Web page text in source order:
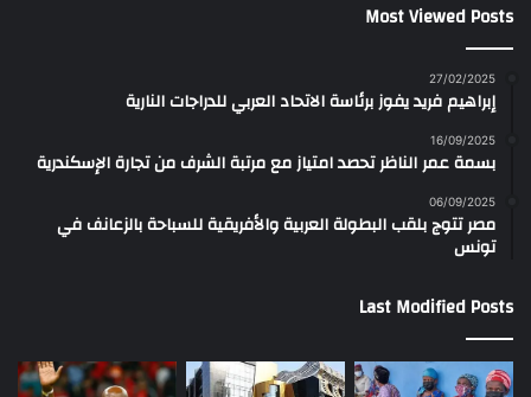
Most Viewed Posts
27/02/2025
إبراهيم فريد يفوز برئاسة الاتحاد العربي للدراجات النارية
16/09/2025
بسمة عمر الناظر تحصد امتياز مع مرتبة الشرف من تجارة الإسكندرية
06/09/2025
مصر تتوج بلقب البطولة العربية والأفريقية للسباحة بالزعانف في
تونس
Last Modified Posts